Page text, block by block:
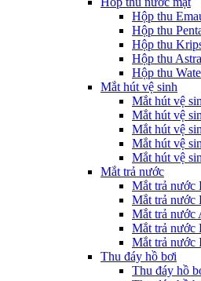
Hộp thu
Hộp thu
Hộp thu
Hộp thu
Hộp thu
Mắt hút vệ sinh
Mắt hút vệ
Mắt hút vệ
Mắt hút vệ
Mắt hút vệ
Mắt hút vệ
Mắt trả nước
Mắt trả nước
Mắt trả nước
Mắt trả nước
Mắt trả nước
Mắt trả nước
Thu đáy hồ bơi
Thu đáy hồ